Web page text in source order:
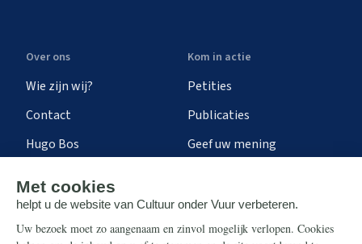
Over ons
Wie zijn wij?
Contact
Hugo Bos
Kom in actie
Petities
Publicaties
Geef uw mening
Steun ons Info